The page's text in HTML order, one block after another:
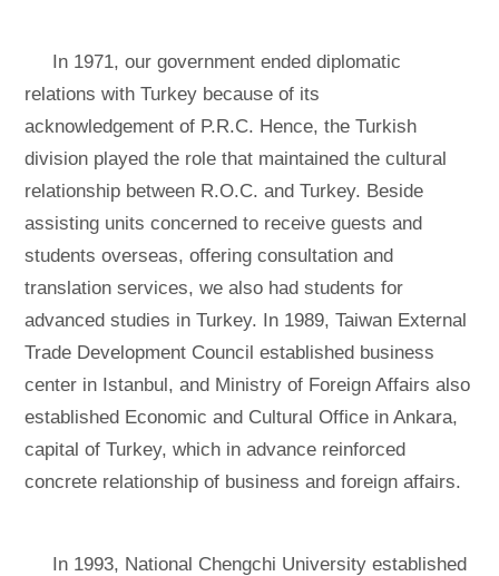
In 1971, our government ended diplomatic
relations with Turkey because of its
acknowledgement of P.R.C. Hence, the Turkish
division played the role that maintained the cultural
relationship between R.O.C. and Turkey. Beside
assisting units concerned to receive guests and
students overseas, offering consultation and
translation services, we also had students for
advanced studies in Turkey. In 1989, Taiwan External
Trade Development Council established business
center in Istanbul, and Ministry of Foreign Affairs also
established Economic and Cultural Office in Ankara,
capital of Turkey, which in advance reinforced
concrete relationship of business and foreign affairs.
In 1993, National Chengchi University established